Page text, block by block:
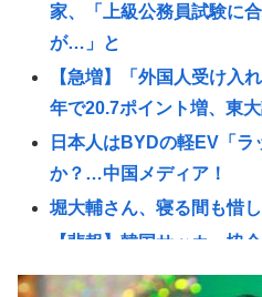
家、「上級公務員試験に
が…」と
【急増】「外国人受け
年で20.7ポイント増、東
日本人はBYDの軽EV「
か？…中国メディア！
堀大輔さん、寝る間も惜
【悲報】韓国サッカー協
の審判を統括する人物」も